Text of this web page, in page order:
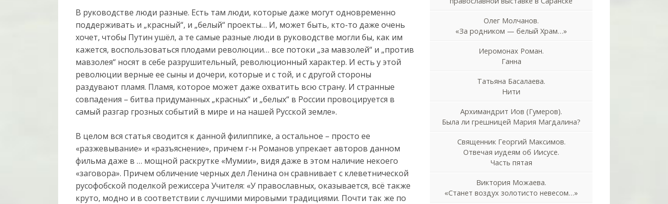
В руководстве люди разные. Есть там люди, которые даже могут одновременно
поддерживать и „красный“, и „белый“ проекты… И, может быть, кто-то даже очень
хочет, чтобы Путин ушёл, а те самые разные люди в руководстве могли бы, как им
кажется, воспользоваться плодами революции… все потоки „за мавзолей“ и „против
мавзолея“ носят в себе разрушительный, революционный характер. И есть у этой
революции верные ее сыны и дочери, которые и с той, и с другой стороны
раздувают пламя. Пламя, которое может даже охватить всю страну. И странные
совпадения – битва придуманных „красных“ и „белых“ в России провоцируется в
самый разгар грозных событий в мире и на нашей Русской земле».
В целом вся статья сводится к данной филиппике, а остальное – просто ее
«разжевывание» и «разъяснение», причем г-н Романов упрекает авторов данном
фильма даже в … мощной раскрутке «Мумии», видя даже в этом наличие некоего
«заговора». Причем обличение черных дел Ленина он сравнивает с клеветнической
русофобской поделкой режиссера Учителя: «У православных, оказывается, всё также
круто, модно и в соответствии с лучшими мировыми традициями. Почти так же по
Олег Молчанов.
«За родником — белый Храм…»
Иеромонах Роман.
Ганна
Татьяна Басалаева.
Нити
Архимандрит Иов (Гумеров).
Была ли грешницей Мария Магдалина?
Священник Георгий Максимов.
Отвечая иудеям об Иисусе.
Часть пятая
Виктория Можаева.
«Станет воздух золотисто невесом…»